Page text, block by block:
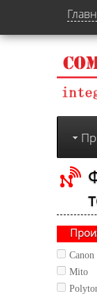
Canon
Mito